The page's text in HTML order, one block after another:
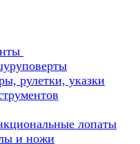
рулетки, указки
лопаты
и ножи